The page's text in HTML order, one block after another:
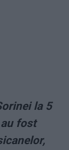
la 5
fost